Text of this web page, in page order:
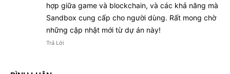
hợp giữa game và blockchain, và các khả năng mà
Sandbox cung cấp cho người dùng. Rất mong chờ
những cập nhật mới từ dự án này!
Trả Lời